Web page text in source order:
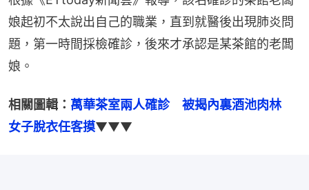
娘起初不太說出自己的職業，直到就醫後出現肺炎問
題，第一時間採檢確診，後來才承認是某茶館的老闆
娘。
相關圖輯： 萬華茶室兩人確診　被揭內裏酒池肉林
女子脫衣任客摸▼▼▼